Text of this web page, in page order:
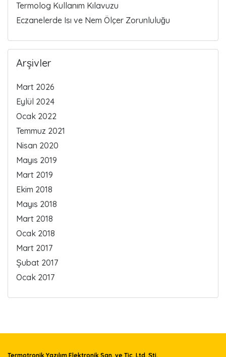
Termolog Kullanım Kılavuzu
Eczanelerde Isı ve Nem Ölçer Zorunluluğu
Arşivler
Mart 2026
Eylül 2024
Ocak 2022
Temmuz 2021
Nisan 2020
Mayıs 2019
Mart 2019
Ekim 2018
Mayıs 2018
Mart 2018
Ocak 2018
Mart 2017
Şubat 2017
Ocak 2017
Termotronik Yazılım Elektronik San. ve Tic. Ltd. Şti.